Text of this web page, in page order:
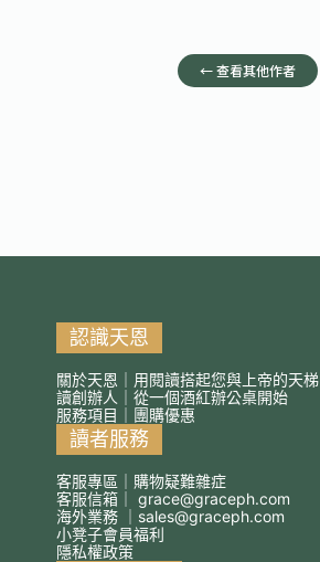
← 查看其他作者
認識天恩
關於天恩｜用閱讀搭起您與上帝的天梯
讀創辦人｜從一個酒紅辦公桌開始
服務項目｜團購優惠
讀者服務
客服專區｜購物疑難雜症
客服信箱｜ grace@graceph.com
海外業務 ｜ sales@graceph.com
小凳子會員福利
隱私權政策